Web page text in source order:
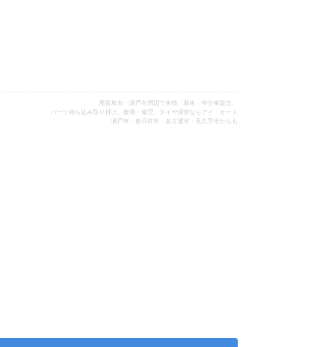
尾張旭市・瀬戸市周辺で車検、新車・中古車販売、
パーツ持ち込み取り付け、整備・修理、タイヤ保管ならアイ・オート
瀬戸市・春日井市・名古屋市・長久手市からも